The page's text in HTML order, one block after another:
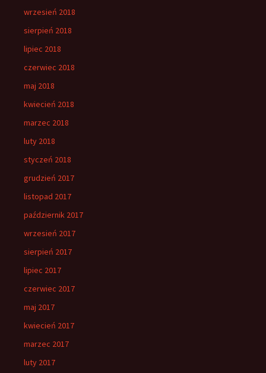
wrzesień 2018
sierpień 2018
lipiec 2018
czerwiec 2018
maj 2018
kwiecień 2018
marzec 2018
luty 2018
styczeń 2018
grudzień 2017
listopad 2017
październik 2017
wrzesień 2017
sierpień 2017
lipiec 2017
czerwiec 2017
maj 2017
kwiecień 2017
marzec 2017
luty 2017